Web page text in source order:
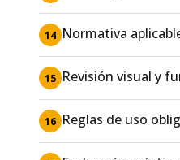
14 Normativa
15 Revisión visual y
16 Reglas de uso